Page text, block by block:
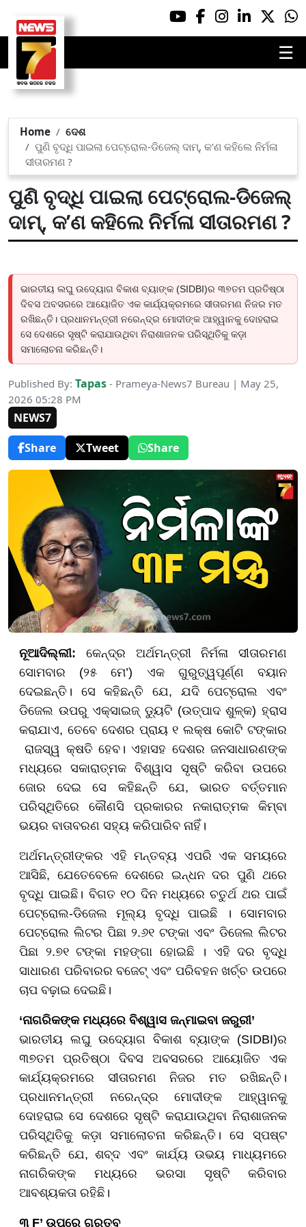
☰
Home
ଦେଶ
ପୁଣି ବୃଦ୍ଧି ପାଇଲା ପେଟ୍ରୋଲ-ଡିଜେଲ୍ ଦାମ୍‌, କ’ଣ କହିଲେ ନିର୍ମଳା
ସୀତାରମଣ ?
ପୁଣି ବୃଦ୍ଧି ପାଇଲା ପେଟ୍ରୋଲ-ଡିଜେଲ୍
ଦାମ୍‌, କ’ଣ କହିଲେ ନିର୍ମଳା ସୀତାରମଣ ?
ଭାରତୀୟ ଲଘୁ ଉଦ୍ୟୋଗ ବିକାଶ ବ୍ୟାଙ୍କ (SIDBI)ର ୩୭ତମ ପ୍ରତିଷ୍ଠା
ଦିବସ ଅବସରରେ ଆୟୋଜିତ ଏକ କାର୍ଯ୍ୟକ୍ରମରେ ସୀତାରମଣ ନିଜର ମତ
ରଖିଛନ୍ତି। ପ୍ରଧାନମନ୍ତ୍ରୀ ନରେନ୍ଦ୍ର ମୋଦୀଙ୍କ ଆହ୍ୱାନକୁ ଦୋହରାଇ
ସେ ଦେଶରେ ସୃଷ୍ଟି କରାଯାଉଥିବା ନିରାଶାଜନକ ପରିସ୍ଥିତିକୁ କଡ଼ା
ସମାଲୋଚନା କରିଛନ୍ତି।
Published By: Tapas - Prameya-News7 Bureau | May 25,
2026 05:28 PM
NEWS7
Share
Tweet Share
ନୂଆଦିଲ୍ଲୀ: କେନ୍ଦ୍ର ଅର୍ଥମନ୍ତ୍ରୀ ନିର୍ମଳା ସୀତାରମଣ
ସୋମବାର (୨୫ ମେ’) ଏକ ଗୁରୁତ୍ୱପୂର୍ଣ୍ଣ ବୟାନ
ଦେଇଛନ୍ତି। ସେ କହିଛନ୍ତି ଯେ, ଯଦି ପେଟ୍ରୋଲ ଏବଂ
ଡିଜେଲ ଉପରୁ ଏକ୍ସାଇଜ୍ ଡ୍ୟୁଟି (ଉତ୍ପାଦ ଶୁଳ୍କ) ହ୍ରାସ
କରାଯାଏ, ତେବେ ଦେଶର ପ୍ରାୟ ୧ ଲକ୍ଷ କୋଟି ଟଙ୍କାର
ରାଜସ୍ୱ କ୍ଷତି ହେବ। ଏହାସହ ଦେଶର ଜନସାଧାରଣଙ୍କ
ମଧ୍ୟରେ ସକାରାତ୍ମକ ବିଶ୍ୱାସ ସୃଷ୍ଟି କରିବା ଉପରେ
ଜୋର ଦେଇ ସେ କହିଛନ୍ତି ଯେ, ଭାରତ ବର୍ତ୍ତମାନ
ପରିସ୍ଥିତିରେ କୌଣସି ପ୍ରକାରର ନକାରାତ୍ମକ କିମ୍ବା
ଭୟର ବାତାବରଣ ସହ୍ୟ କରିପାରିବ ନାହିଁ।
ଅର୍ଥମନ୍ତ୍ରୀଙ୍କର ଏହି ମନ୍ତବ୍ୟ ଏପରି ଏକ ସମୟରେ
ଆସିଛି, ଯେତେବେଳେ ଦେଶରେ ଇନ୍ଧନ ଦର ପୁଣି ଥରେ
ବୃଦ୍ଧି ପାଇଛି। ବିଗତ ୧୦ ଦିନ ମଧ୍ୟରେ ଚତୁର୍ଥ ଥର ପାଇଁ
ପେଟ୍ରୋଲ-ଡିଜେଲ ମୂଲ୍ୟ ବୃଦ୍ଧି ପାଇଛି । ସୋମବାର
ପେଟ୍ରୋଲ ଲିଟର ପିଛା ୨.୬୧ ଟଙ୍କା ଏବଂ ଡିଜେଲ ଲିଟର
ପିଛା ୨.୭୧ ଟଙ୍କା ମହଙ୍ଗା ହୋଇଛି । ଏହି ଦର ବୃଦ୍ଧି
ସାଧାରଣ ପରିବାରର ବଜେଟ୍ ଏବଂ ପରିବହନ ଖର୍ଚ୍ଚ ଉପରେ
ଚାପ ବଢ଼ାଇ ଦେଇଛି।
‘ନାଗରିକଙ୍କ ମଧ୍ୟରେ ବିଶ୍ୱାସ ଜନ୍ମାଇବା ଜରୁରୀ’
ଭାରତୀୟ ଲଘୁ ଉଦ୍ୟୋଗ ବିକାଶ ବ୍ୟାଙ୍କ (SIDBI)ର
୩୭ତମ ପ୍ରତିଷ୍ଠା ଦିବସ ଅବସରରେ ଆୟୋଜିତ ଏକ
କାର୍ଯ୍ୟକ୍ରମରେ ସୀତାରମଣ ନିଜର ମତ ରଖିଛନ୍ତି।
ପ୍ରଧାନମନ୍ତ୍ରୀ ନରେନ୍ଦ୍ର ମୋଦୀଙ୍କ ଆହ୍ୱାନକୁ
ଦୋହରାଇ ସେ ଦେଶରେ ସୃଷ୍ଟି କରାଯାଉଥିବା ନିରାଶାଜନକ
ପରିସ୍ଥିତିକୁ କଡ଼ା ସମାଲୋଚନା କରିଛନ୍ତି। ସେ ସ୍ପଷ୍ଟ
କରିଛନ୍ତି ଯେ, ଶବ୍ଦ ଏବଂ କାର୍ଯ୍ୟ ଉଭୟ ମାଧ୍ୟମରେ
ନାଗରିକଙ୍କ ମଧ୍ୟରେ ଭରସା ସୃଷ୍ଟି କରିବାର
ଆବଶ୍ୟକତା ରହିଛି।
୩ F’ ଉପରେ ଗୁରୁତ୍ବ